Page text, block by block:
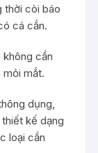
thời còi báo
cá cắn.
không cần
mỏi mắt.
dụng,
kế dạng
loại cần